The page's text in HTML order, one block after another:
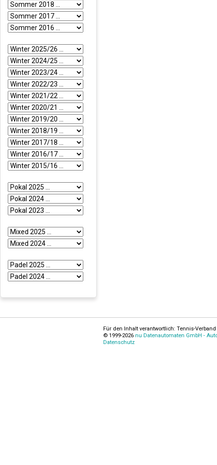
Für den Inhalt verantwortlich: Tennis-
© 1999-2026 nu Datenautomaten GmbH -
Datenschutz